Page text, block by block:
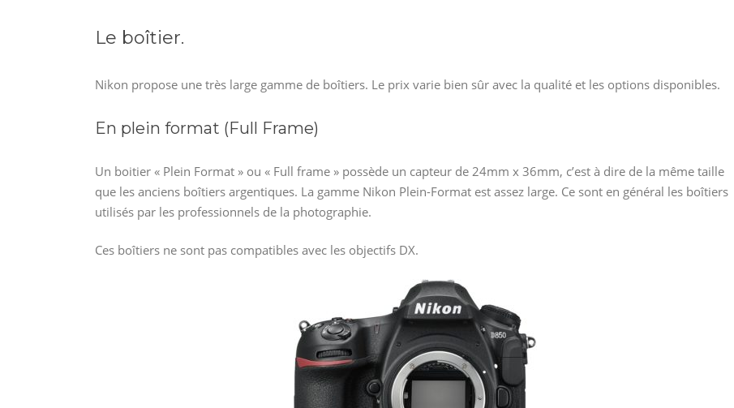
Le boîtier.
Nikon propose une très large gamme de boîtiers. Le prix varie bien sûr avec la qualité et les options disponibles.
En plein format (Full Frame)
Un boitier « Plein Format » ou « Full frame » possède un capteur de 24mm x 36mm, c’est à dire de la même taille
que les anciens boîtiers argentiques. La gamme Nikon Plein-Format est assez large. Ce sont en général les boîtiers
utilisés par les professionnels de la photographie.
Ces boîtiers ne sont pas compatibles avec les objectifs DX.